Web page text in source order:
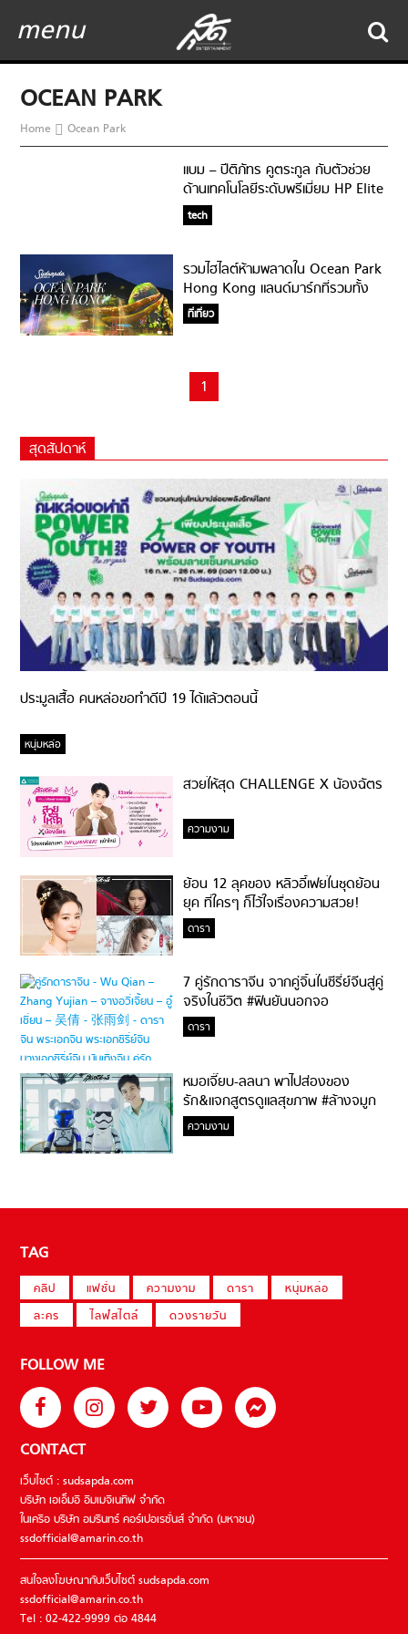
menu
OCEAN PARK
Home Ocean Park
แบม – ปีติภัทร คูตระกูล กับตัวช่วย
ด้านเทคโนโลยีระดับพรีเมี่ยม HP Elite
Dragonfly
tech
รวมไฮไลต์ห้ามพลาดใน Ocean Park
Hong Kong แลนด์มาร์กที่รวมทั้ง
สวนสนุก สวนสัตว์ สวนน้ำ และ
โรงแรมหรู
ที่เที่ยว
1
สุดสัปดาห์
ประมูลเสื้อ คนหล่อขอทำดีปี 19 ได้แล้วตอนนี้
หนุ่มหล่อ
สวยให้สุด CHALLENGE X น้องฉัตร
ความงาม
ย้อน 12 ลุคของ หลิวอี้เฟยในชุดย้อน
ยุค ที่ใครๆ ก็ไว้ใจเรื่องความสวย!
ดารา
7 คู่รักดาราจีน จากคู่จิ้นในซีรี่ย์จีนสู่คู่
จริงในชีวิต #ฟินยันนอกจอ
ดารา
หมอเจี๊ยบ-ลลนา พาไปส่องของ
รัก&แจกสูตรดูแลสุขภาพ #ล้างจมูก
ไม่ยากจะสอนให้
ความงาม
TAG
คลิป แฟชั่น ความงาม ดารา
หนุ่มหล่อ
ละคร
ไลฟ์สไตล์ ดวงรายวัน
FOLLOW ME
CONTACT
เว็บไซต์ : sudsapda.com
บริษัท เอเอ็มอี อิมเมจิเนทีฟ จำกัด
ในเครือ บริษัท อมรินทร์ คอร์เปอเรชั่นส์ จำกัด (มหาชน)
ssdofficial@amarin.co.th
สนใจลงโฆษณากับเว็บไซต์ sudsapda.com
ssdofficial@amarin.co.th
Tel : 02-422-9999 ต่อ 4844